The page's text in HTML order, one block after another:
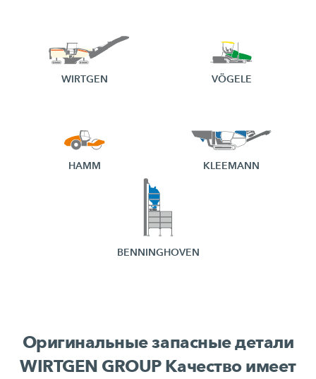
WIRTGEN VÖGELE
HAMM KLEEMANN
BENNINGHOVEN
Оригинальные запасные детали
WIRTGEN GROUP Качество имеет